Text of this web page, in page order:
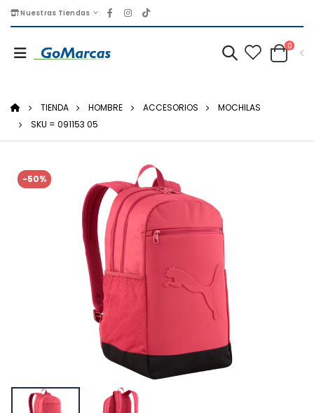
Nuestras Tiendas
0
TIENDA HOMBRE ACCESORIOS
MOCHILAS
SKU = 091153 05
-50%